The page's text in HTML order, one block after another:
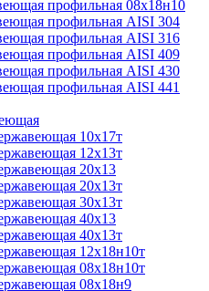
профильная 08х18н10
профильная AISI 304
профильная AISI 316
профильная AISI 409
профильная AISI 430
профильная AISI 441
10х17т
12х13т
20х13
20х13т
30х13т
40х13
40х13т
12х18н10т
08х18н10т
08х18н9